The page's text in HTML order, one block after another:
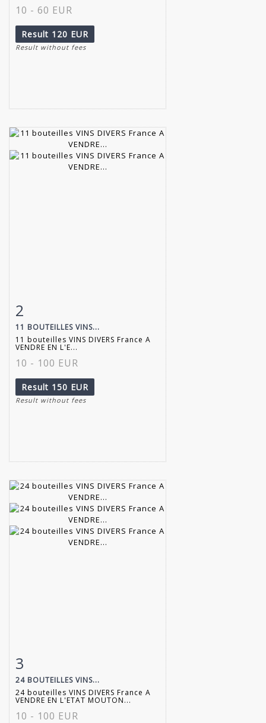
10 - 60 EUR
Result 120 EUR
Result without fees
2
11 BOUTEILLES VINS...
11 bouteilles VINS DIVERS France A
VENDRE EN L'E...
10 - 100 EUR
Result 150 EUR
Result without fees
3
24 BOUTEILLES VINS...
24 bouteilles VINS DIVERS France A
VENDRE EN L'ETAT MOUTON...
10 - 100 EUR